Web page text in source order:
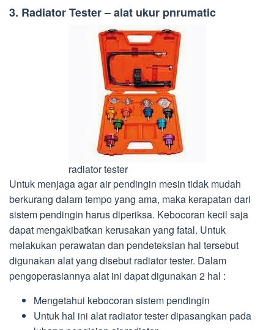
3. Radiator Tester – alat ukur pnrumatic
radiator tester
Untuk menjaga agar air pendingin mesin tidak mudah
berkurang dalam tempo yang ama, maka kerapatan dari
sistem pendingin harus diperiksa. Kebocoran kecil saja
dapat mengakibatkan kerusakan yang fatal. Untuk
melakukan perawatan dan pendeteksian hal tersebut
digunakan alat yang disebut radiator tester. Dalam
pengoperasiannya alat ini dapat digunakan 2 hal :
Mengetahui kebocoran sistem pendingin
Untuk hal ini alat radiator tester dipasangkan pada